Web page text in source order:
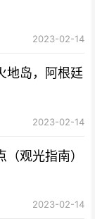
2023-02-14
地岛，阿根廷
2023-02-14
观光指南）
2023-02-14